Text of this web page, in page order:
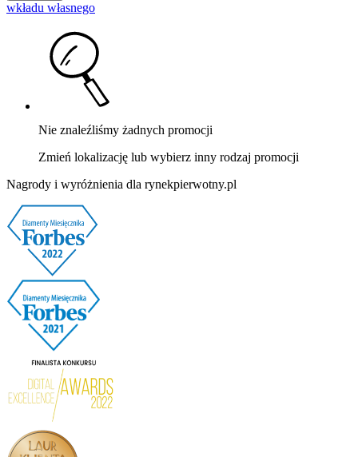
wkładu własnego
Nie znaleźliśmy żadnych promocji
Zmień lokalizację lub wybierz inny rodzaj promocji
Nagrody i wyróżnienia dla rynekpierwotny.pl